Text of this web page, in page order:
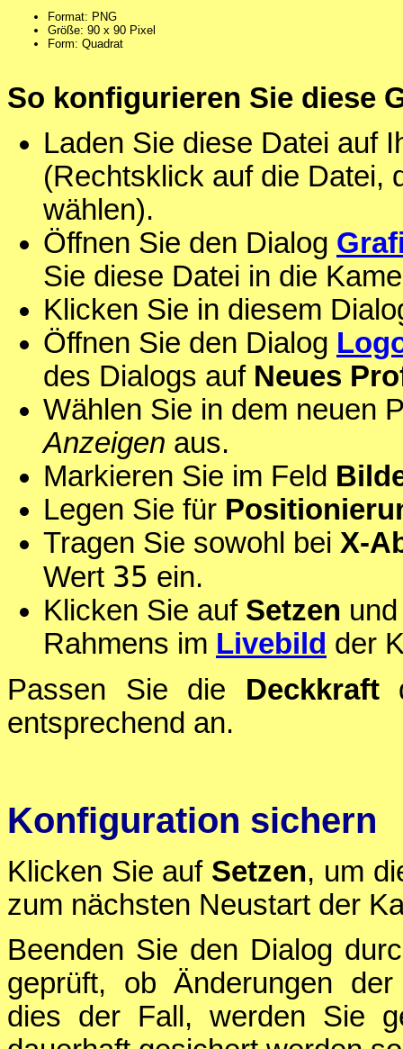
Format: PNG
Größe: 90 x 90 Pixel
Form: Quadrat
So konfigurieren Sie diese
Laden Sie diese Datei auf
(Rechtsklick auf die Datei,
wählen).
Öffnen Sie den Dialog
Sie diese Datei in die
Klicken Sie in diesem
Öffnen Sie den Dialog
des Dialogs auf Neues
Wählen Sie in dem neuen
Anzeigen aus.
Markieren Sie im Feld
Legen Sie für
Tragen Sie sowohl bei X-
Wert 35 ein.
Klicken Sie auf Setzen
Rahmens im Livebild der
Passen Sie die Deckkraft
entsprechend an.
Konfiguration sichern
Klicken Sie auf Setzen, um
zum nächsten Neustart der
Beenden Sie den Dialog
geprüft, ob Änderungen
dies der Fall, werden Sie